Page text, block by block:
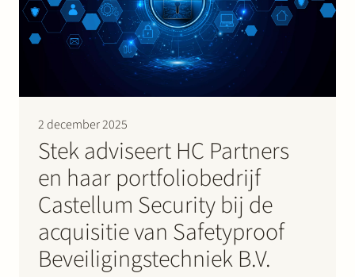
2 december 2025
Stek adviseert HC Partners
en haar portfoliobedrijf
Castellum Security bij de
acquisitie van Safetyproof
Beveiligingstechniek B.V.